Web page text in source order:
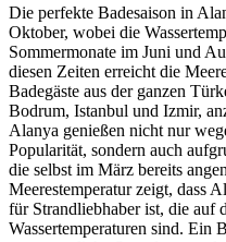
Die perfekte Badesaison in
Oktober, wobei die
Sommermonate im Juni und
diesen Zeiten erreicht die
Badegäste aus der ganzen
Bodrum, Istanbul und Izmir,
Alanya genießen nicht nur
Popularität, sondern auch
die selbst im März bereits
Meerestemperatur zeigt, dass
für Strandliebhaber ist, die auf
Wassertemperaturen sind. Ein